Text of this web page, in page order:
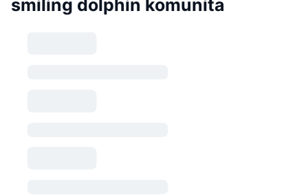
smiling dolphin komunita